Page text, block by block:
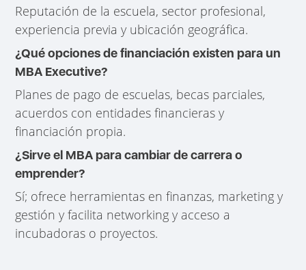
Reputación de la escuela, sector profesional,
experiencia previa y ubicación geográfica.
¿Qué opciones de financiación existen para un
MBA Executive?
Planes de pago de escuelas, becas parciales,
acuerdos con entidades financieras y
financiación propia.
¿Sirve el MBA para cambiar de carrera o
emprender?
Sí; ofrece herramientas en finanzas, marketing y
gestión y facilita networking y acceso a
incubadoras o proyectos.